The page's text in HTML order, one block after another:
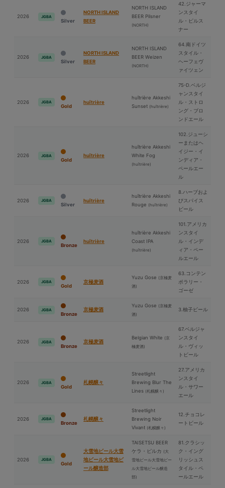
2026 JGBA
Silver
NORTH ISLAND
BEER
NORTH ISLAND
BEER Pilsner
(NORTH)
42.ジャーマ
ンスタイ
ル・ピルス
ナー
2026 JGBA
Silver
NORTH ISLAND
BEER
NORTH ISLAND
BEER Weizen
(NORTH)
64.南ドイツ
スタイル・
ヘーフェヴ
ァイツェン
2026 JGBA
Gold
huîtrière
huîtrière Akkeshi
Sunset (huîtrière)
75-D.ベルジ
ャンスタイ
ル・ストロ
ング・ブロ
ンドエール
2026 JGBA
Gold
huîtrière
huîtrière Akkeshi
White Fog
(huîtrière)
102.ジューシ
ーまたはヘ
イジー・イ
ンディア・
ペールエー
ル
2026 JGBA
Silver
huîtrière
huîtrière Akkeshi
Rouge (huîtrière)
8.ハーブおよ
びスパイス
ビール
2026 JGBA
Bronze
huîtrière
huîtrière Akkeshi
Coast IPA
(huîtrière)
101.アメリカ
ンスタイ
ル・インデ
ィア・ペー
ルエール
2026 JGBA
Gold
京極⻨酒
Yuzu Gose (京極⻨
酒)
63.コンテン
ポラリー・
ゴーゼ
2026 JGBA
Bronze
京極⻨酒
Yuzu Gose (京極⻨
酒)
3.柚子ビール
2026 JGBA
Bronze
京極⻨酒
Belgian White (京
極⻨酒)
67.ベルジャ
ンスタイ
ル・ヴィッ
トビール
2026 JGBA
Gold
札幌醸々
Streetlight
Brewing Blur The
Lines (札幌醸々)
27.アメリカ
ンスタイ
ル・サワー
エール
2026 JGBA
Bronze
札幌醸々
Streetlight
Brewing Noir
Vivant (札幌醸々)
12.チョコレ
ートビール
2026 JGBA
Gold
⼤雪地ビール⼤雪
地ビール⼤雪地ビ
ール醸造部
TAISETSU BEER
ケラ・ピルカ (⼤
雪地ビール⼤雪地ビー
ル⼤雪地ビール醸造
部)
81.クラシッ
ク・イング
リッシュス
タイル・ペ
ールエール